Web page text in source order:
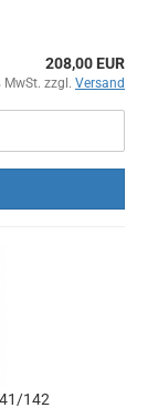
208,00 EUR
MwSt. zzgl. Versand
142